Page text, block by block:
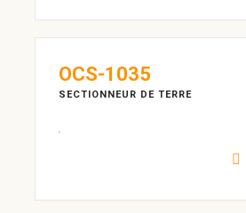
OCS-1035
SECTIONNEUR DE TERRE